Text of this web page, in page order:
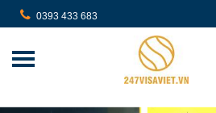
0393 433 683